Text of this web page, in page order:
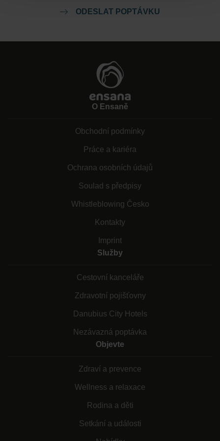
ODESLAT POPTÁVKU
O Ensaně
Obchodní podmínky
Práce a kariéra
Ochrana osobních údajů
Soulad s předpisy
Whistleblowing Česko
Kontakty
Imprint
Služby
Cestovní kanceláře
Zdravotní pojišťovny
Danubius City Hotels
Nezávazná poptávka
Objevte
Zdraví a prevence
Wellness a relaxace
Rodina a děti
Setkání a události